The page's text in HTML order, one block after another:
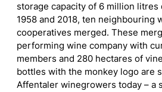
storage capacity of 6 million litres
1958 and 2018, ten neighbouring
cooperatives merged. These
performing wine company with
members and 280 hectares of
bottles with the monkey logo are
Affentaler winegrowers today – a